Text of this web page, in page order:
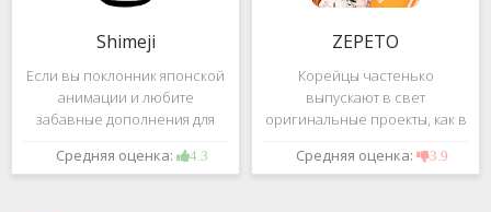
Shimeji
Если вы поклонник японской
анимации и любите
забавные дополнения для
своего смартфона, обратите
внимание на Shimeji -
Средняя оценка: 4.3
ZEPETO
Корейцы частенько
выпускают в свет
оригинальные проекты, как в
сфере игр, так и приложений.
Так, ZEPETO стремительно
Средняя оценка: 3.9